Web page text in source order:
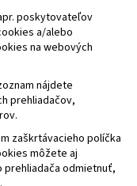
poskytovateľov
a/alebo
na webových
nájdete
prehliadačov,
zaškrtávacieho políčka
môžete aj
prehliadača odmietnuť,